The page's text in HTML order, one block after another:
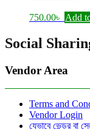
750.00৳ Add
Social
Vendor Area
Terms and
Vendor Login
যেভাবে ভেন্ডর বা